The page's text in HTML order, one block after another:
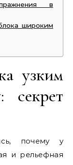
в
широким
узким
секрет
почему у
и рельефная